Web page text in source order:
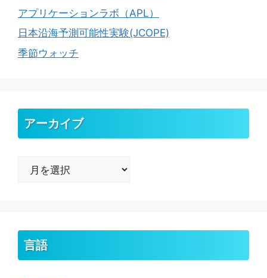
アプリケーションラボ（APL）
日本沿海予測可能性実験(JCOPE)
季節ウォッチ
アーカイブ
言語